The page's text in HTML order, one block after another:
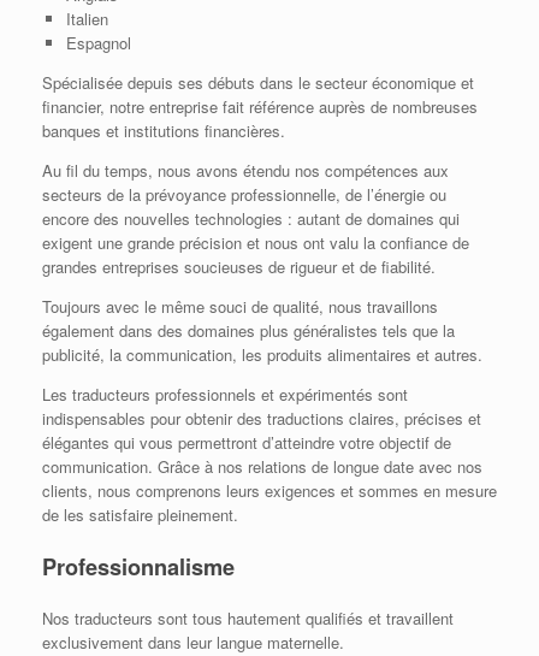
Italien
Espagnol
Spécialisée depuis ses débuts dans le secteur économique et
financier, notre entreprise fait référence auprès de nombreuses
banques et institutions financières.
Au fil du temps, nous avons étendu nos compétences aux
secteurs de la prévoyance professionnelle, de l’énergie ou
encore des nouvelles technologies : autant de domaines qui
exigent une grande précision et nous ont valu la confiance de
grandes entreprises soucieuses de rigueur et de fiabilité.
Toujours avec le même souci de qualité, nous travaillons
également dans des domaines plus généralistes tels que la
publicité, la communication, les produits alimentaires et autres.
Les traducteurs professionnels et expérimentés sont
indispensables pour obtenir des traductions claires, précises et
élégantes qui vous permettront d’atteindre votre objectif de
communication. Grâce à nos relations de longue date avec nos
clients, nous comprenons leurs exigences et sommes en mesure
de les satisfaire pleinement.
Professionnalisme
Nos traducteurs sont tous hautement qualifiés et travaillent
exclusivement dans leur langue maternelle.